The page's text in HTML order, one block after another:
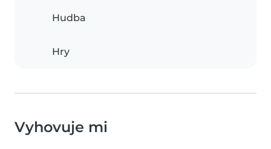
Hudba
Hry
Vyhovuje mi